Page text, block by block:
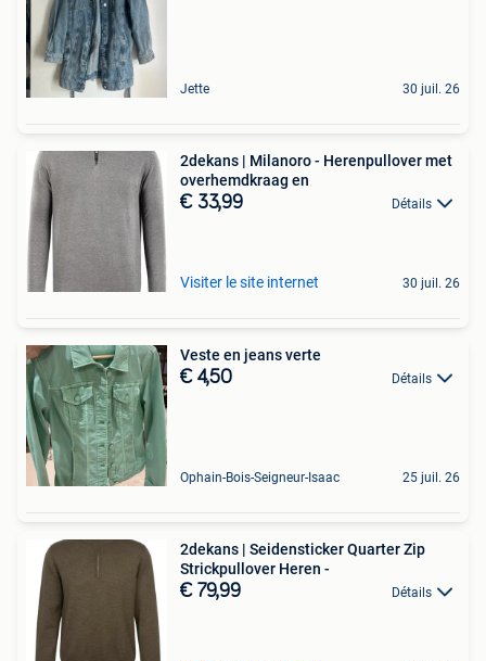
Jette 30 juil. 26
2dekans | Milanoro - Herenpullover met
overhemdkraag en
€ 33,99 Détails
Visiter le site internet 30 juil. 26
Veste en jeans verte
€ 4,50 Détails
Ophain-Bois-Seigneur-Isaac 25 juil. 26
2dekans | Seidensticker Quarter Zip
Strickpullover Heren -
€ 79,99 Détails